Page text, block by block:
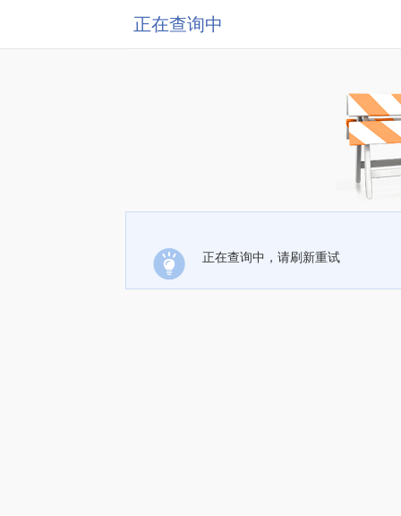
正在查询中
正在查询中，请刷新重试